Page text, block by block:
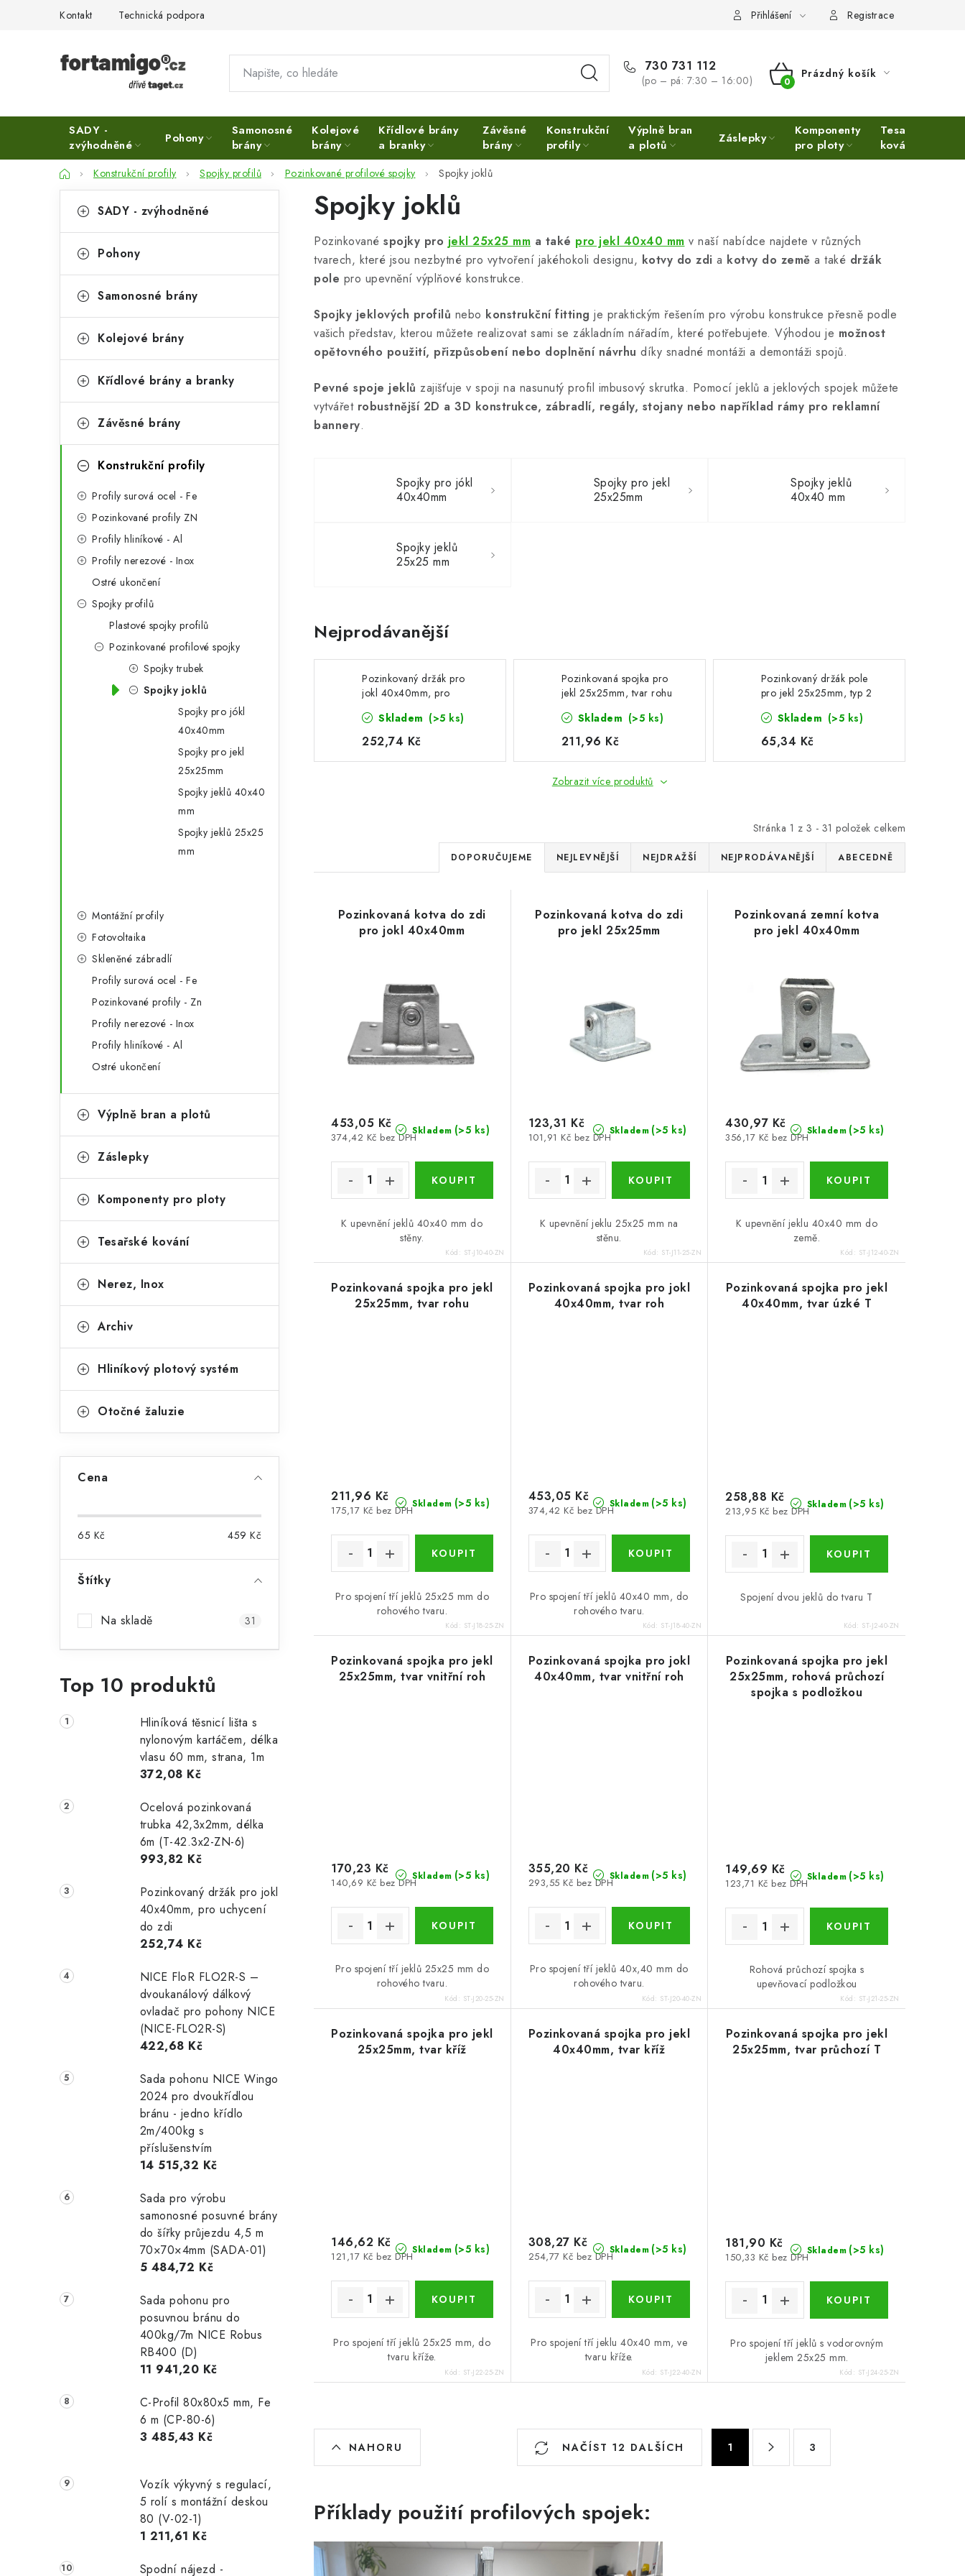
Kontakt Technická podpora Přihlášení Registrace
730 731 112
(po – pá: 7:30 – 16:00)
NÁKUPNÍ
KOŠÍK
Prázdný košík
SADY -
zvýhodněné
Pohony
Samonosné
brány
Kolejové
brány
Křídlové brány
a branky
Závěsné
brány
Konstrukční
profily
Výplně bran
a plotů
Záslepky
Komponenty
pro ploty
Tesařské
kování
DomůKonstrukční profily Spojky profilů Pozinkované profilové spojky Spojky joklů
o
t
r
n
n
p
kategorie
a
e
o
i
SADY - zvýhodněné
Pohony
Samonosné brány
Kolejové brány
Křídlové brány a branky
Závěsné brány
Konstrukční profily
Profily surová ocel - Fe
Pozinkované profily ZN
Profily hliníkové - Al
Profily nerezové - Inox
Ostré ukončení
Spojky profilů
Plastové spojky profilů
Pozinkované profilové spojky
Spojky trubek
Spojky joklů
Spojky pro jókl
40x40mm
Spojky pro jekl
25x25mm
Spojky jeklů 40x40
mm
Spojky jeklů 25x25
mm
Montážní profily
Fotovoltaika
Skleněné zábradlí
Profily surová ocel - Fe
Pozinkované profily - Zn
Profily nerezové - Inox
Profily hliníkové - Al
Ostré ukončení
Výplně bran a plotů
Záslepky
Komponenty pro ploty
Tesařské kování
Nerez, Inox
Archiv
Hliníkový plotový systém
Otočné žaluzie
Cena
65 Kč 459 Kč
Štítky
Na skladě 31
Top 10 produktů
Hliníková těsnicí lišta s
nylonovým kartáčem, délka
vlasu 60 mm, strana, 1m
372,08 Kč
Ocelová pozinkovaná
trubka 42,3x2mm, délka
6m (T-42.3x2-ZN-6)
993,82 Kč
Pozinkovaný držák pro jokl
40x40mm, pro uchycení
do zdi
252,74 Kč
NICE FloR FLO2R-S –
dvoukanálový dálkový
ovladač pro pohony NICE
(NICE-FLO2R-S)
422,68 Kč
Sada pohonu NICE Wingo
2024 pro dvoukřídlou
bránu - jedno křídlo
2m/400kg s
příslušenstvím
14 515,32 Kč
Sada pro výrobu
samonosné posuvné brány
do šířky průjezdu 4,5 m
70×70×4mm (SADA-01)
5 484,72 Kč
Sada pohonu pro
posuvnou bránu do
400kg/7m NICE Robus
RB400 (D)
11 941,20 Kč
C-Profil 80x80x5 mm, Fe
6 m (CP-80-6)
3 485,43 Kč
Vozík výkyvný s regulací,
5 rolí s montážní deskou
80 (V-02-1)
1 211,61 Kč
Spodní nájezd -
Spojky joklů
Pozinkované spojky pro jekl 25x25 mm a také pro jekl 40x40 mm v naší nabídce najdete v různých
tvarech, které jsou nezbytné pro vytvoření jakéhokoli designu, kotvy do zdi a kotvy do země a také držák
pole pro upevnění výplňové konstrukce.
Spojky jeklových profilů nebo konstrukční fitting je praktickým řešením pro výrobu konstrukce přesně podle
vašich představ, kterou můžete realizovat sami se základním nářadím, které potřebujete. Výhodou je možnost
opětovného použití, přizpůsobení nebo doplnění návrhu díky snadné montáži a demontáži spojů.
Pevné spoje jeklů zajišťuje v spoji na nasunutý profil imbusový skrutka. Pomocí jeklů a jeklových spojek můžete
vytvářetrobustnější 2D a 3D konstrukce, zábradlí, regály, stojany nebo například rámy pro reklamní
bannery.
Spojky pro jókl
40x40mm
Spojky pro jekl
25x25mm
Spojky jeklů
40x40 mm
Spojky jeklů
25x25 mm
Nejprodávanější
Pozinkovaný držák pro
jokl 40x40mm, pro
Skladem (>5 ks)
252,74 Kč
Pozinkovaná spojka pro
jekl 25x25mm, tvar rohu
Skladem (>5 ks)
211,96 Kč
Pozinkovaný držák pole
pro jekl 25x25mm, typ 2
Skladem (>5 ks)
65,34 Kč
Zobrazit více produktů
Stránka 1 z 3 - 31 položek celkem
Ř
a
z
e
í
p
r
o
u
k
t
ů
DOPORUČUJEME NEJLEVNĚJŠÍ NEJDRAŽŠÍ NEJPRODÁVANĚJŠÍ ABECEDNĚ
Pozinkovaná kotva do zdi
pro jokl 40x40mm
Skladem (>5 ks)
374,42 Kč bez DPH
453,05 Kč
K upevnění jeklů 40x40 mm do
stěny.
Kód: ST-J10-40-ZN
Pozinkovaná kotva do zdi
pro jekl 25x25mm
Skladem (>5 ks)
101,91 Kč bez DPH
123,31 Kč
K upevnění jeklu 25x25 mm na
stěnu.
Kód: ST-J11-25-ZN
Pozinkovaná zemní kotva
pro jekl 40x40mm
Skladem (>5 ks)
356,17 Kč bez DPH
430,97 Kč
K upevnění jeklu 40x40 mm do
země.
Kód: ST-J12-40-ZN
Pozinkovaná spojka pro jekl
25x25mm, tvar rohu
Skladem (>5 ks)
175,17 Kč bez DPH
211,96 Kč
Pro spojení tří jeklů 25x25 mm do
rohového tvaru.
Kód: ST-J18-25-ZN
Pozinkovaná spojka pro jokl
40x40mm, tvar roh
Skladem (>5 ks)
374,42 Kč bez DPH
453,05 Kč
Pro spojení tří jeklů 40x40 mm, do
rohového tvaru.
Kód: ST-J18-40-ZN
Pozinkovaná spojka pro jekl
40x40mm, tvar úzké T
Skladem (>5 ks)
213,95 Kč bez DPH
258,88 Kč
Spojení dvou jeklů do tvaru T
Kód: ST-J2-40-ZN
Pozinkovaná spojka pro jekl
25x25mm, tvar vnitřní roh
Skladem (>5 ks)
140,69 Kč bez DPH
170,23 Kč
Pro spojení tří jeklů 25x25 mm do
rohového tvaru.
Kód: ST-J20-25-ZN
Pozinkovaná spojka pro jokl
40x40mm, tvar vnitřní roh
Skladem (>5 ks)
293,55 Kč bez DPH
355,20 Kč
Pro spojení tří jeklů 40x,40 mm do
rohového tvaru.
Kód: ST-J20-40-ZN
Pozinkovaná spojka pro jekl
25x25mm, rohová průchozí
spojka s podložkou
Skladem (>5 ks)
123,71 Kč bez DPH
149,69 Kč
Rohová průchozí spojka s
upevňovací podložkou
Kód: ST-J21-25-ZN
Pozinkovaná spojka pro jekl
25x25mm, tvar kříž
Skladem (>5 ks)
121,17 Kč bez DPH
146,62 Kč
Pro spojení tří jeklů 25x25 mm, do
tvaru kříže.
Kód: ST-J22-25-ZN
Pozinkovaná spojka pro jekl
40x40mm, tvar kříž
Skladem (>5 ks)
254,77 Kč bez DPH
308,27 Kč
Pro spojení tří jeklu 40x40 mm, ve
tvaru kříže.
Kód: ST-J22-40-ZN
Pozinkovaná spojka pro jekl
25x25mm, tvar průchozí T
Skladem (>5 ks)
150,33 Kč bez DPH
181,90 Kč
Pro spojení tří jeklů s vodorovným
jeklem 25x25 mm.
Kód: ST-J24-25-ZN
O
v
á
d
a
NAČÍST 12 DALŠÍCH
S
1 3
NAHORU
Příklady použití profilových spojek: